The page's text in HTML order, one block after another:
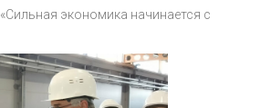
экономика начинается с